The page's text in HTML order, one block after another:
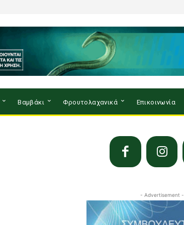
Βαμβάκι Φρουτολαχανικά Επικοινωνία
- Advertisement -